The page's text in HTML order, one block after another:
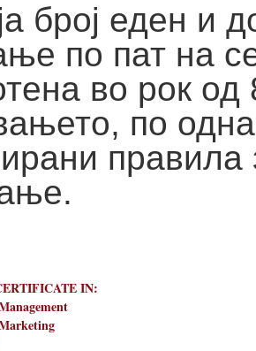
број еден и
по пат на
во рок
по
правила
IN: